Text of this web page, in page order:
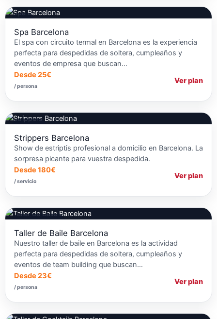
Spa Barcelona
El spa con circuito termal en Barcelona es la experiencia
perfecta para despedidas de soltera, cumpleaños y
eventos de empresa que buscan…
Desde 25€
/ persona
Ver plan
Strippers Barcelona
Show de estriptis profesional a domicilio en Barcelona. La
sorpresa picante para vuestra despedida.
Desde 180€
/ servicio
Ver plan
Taller de Baile Barcelona
Nuestro taller de baile en Barcelona es la actividad
perfecta para despedidas de soltera, cumpleaños y
eventos de team building que buscan…
Desde 23€
/ persona
Ver plan